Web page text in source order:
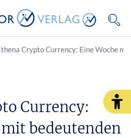
Crypto Currency: Eine Woche
Currency:
bedeutenden